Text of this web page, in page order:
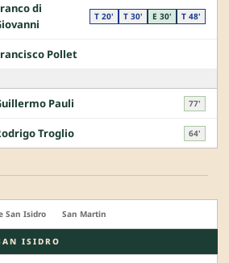
di
T 20' T 30' E 30' T 48'
Pollet
Pauli 77'
Troglio 64'
San Isidro San Martin
ISIDRO